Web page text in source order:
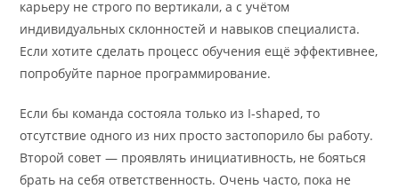
карьеру не строго по вертикали, а с учётом
индивидуальных склонностей и навыков специалиста.
Если хотите сделать процесс обучения ещё эффективнее,
попробуйте парное программирование.
Если бы команда состояла только из I-shaped, то
отсутствие одного из них просто застопорило бы работу.
Второй совет — проявлять инициативность, не бояться
брать на себя ответственность. Очень часто, пока не